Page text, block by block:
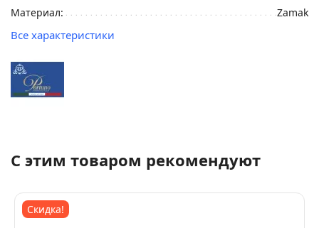
Материал:
Zamak
Все характеристики
С этим товаром рекомендуют
Скидка!